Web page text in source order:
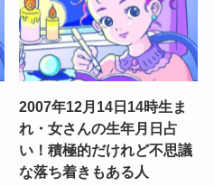
2007年12月14日14時生ま
れ・女さんの生年月日占
い！積極的だけれど不思議
な落ち着きもある人